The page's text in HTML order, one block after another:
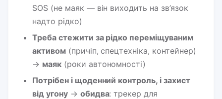
SOS (не маяк — він виходить на зв’язок
надто рідко)
Треба стежити за рідко переміщуваним
активом(причіп, спецтехніка, контейнер)
→ маяк(роки автономності)
Потрібен і щоденний контроль, і захист
від угону→ обидва: трекер для